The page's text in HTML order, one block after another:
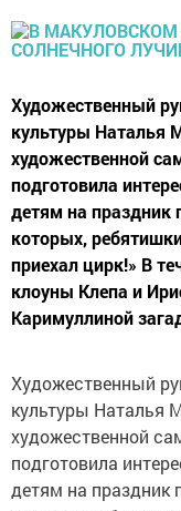
Художественный
культуры Наталья
художественной
подготовила
детям на праздник
которых,
приехал цирк!» В
клоуны Клепа и
Каримуллиной
Художественный
культуры Наталья
художественной
подготовила
детям на праздник